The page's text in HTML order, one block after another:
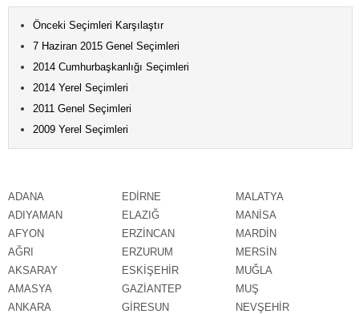
ADANA
ADIYAMAN
AFYON
AĞRI
AKSARAY
AMASYA
ANKARA
EDİRNE
ELAZIĞ
ERZİNCAN
ERZURUM
ESKİŞEHİR
GAZİANTEP
GİRESUN
MALATYA
MANİSA
MARDİN
MERSİN
MUĞLA
MUŞ
NEVŞEHİR
Önceki Seçimleri Karşılaştır
7 Haziran 2015 Genel Seçimleri
2014 Cumhurbaşkanlığı Seçimleri
2014 Yerel Seçimleri
2011 Genel Seçimleri
2009 Yerel Seçimleri